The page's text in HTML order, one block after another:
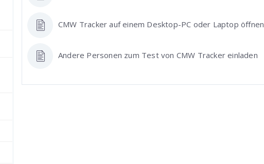
CMW Tracker auf einem Desktop-PC oder Laptop öffnen
Andere Personen zum Test von CMW Tracker einladen